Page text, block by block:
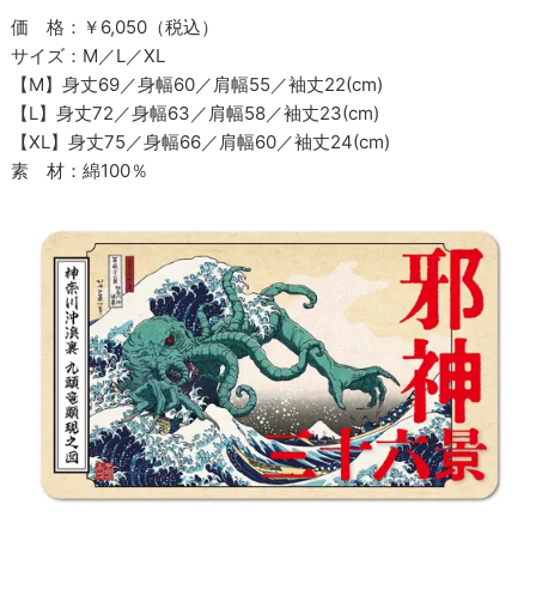
価 格：￥6,050（税込）
サイズ：M／L／XL
【M】身丈69／身幅60／肩幅55／袖丈22(cm)
【L】身丈72／身幅63／肩幅58／袖丈23(cm)
【XL】身丈75／身幅66／肩幅60／袖丈24(cm)
素 材：綿100％